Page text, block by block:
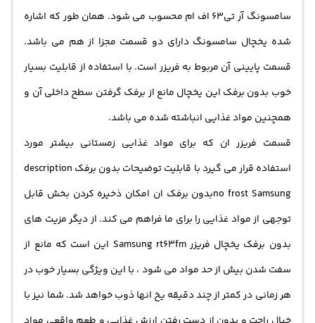
سامسونگ آر تی63 اف ام محسوب می شود. همان طور که اشاره
شده یخچال سامسونگ دارای دو قسمت مجزا از هم می باشد.
قسمت پایینی آن مربوط به فریزر است. با استفاده از قابلیت بسیار
خوب بدون برفک این یخچال مانع از برفک گرفتن سطح داخلی آن و
همچنین مواد غذایی انباشته شده می باشد.
قسمت فریزر ان که برای مواد غذایی زمستانی بیشتر مورد
استفاده قرار می گیرد با قابلیت توضیحات بدون برفک description
no frost Samsungبدون برفک ان امکان ذخیره کردن بخش قابل
توجهی از مواد غذایی را برای ما فراهم می کند. از دیگر مزیت های
بدون برفک یخچال فریزر Samsung rt63fm این است که مانع از
سفت شدن بیش از حد مواد می شود ، با این ویژگی بسیار خوب در
هر زمانی در کمتر از چند دقیقه یخ انها ذوب خواهد شد. شما نیز با